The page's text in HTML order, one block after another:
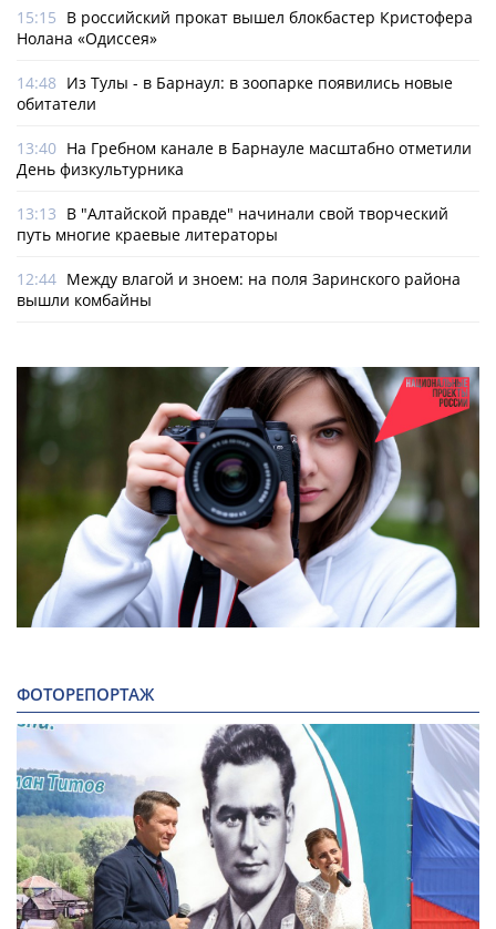
15:15 В российский прокат вышел блокбастер Кристофера
Нолана «Одиссея»
14:48 Из Тулы - в Барнаул: в зоопарке появились новые
обитатели
13:40 На Гребном канале в Барнауле масштабно отметили
День физкультурника
13:13 В "Алтайской правде" начинали свой творческий
путь многие краевые литераторы
12:44 Между влагой и зноем: на поля Заринского района
вышли комбайны
ФОТОРЕПОРТАЖ